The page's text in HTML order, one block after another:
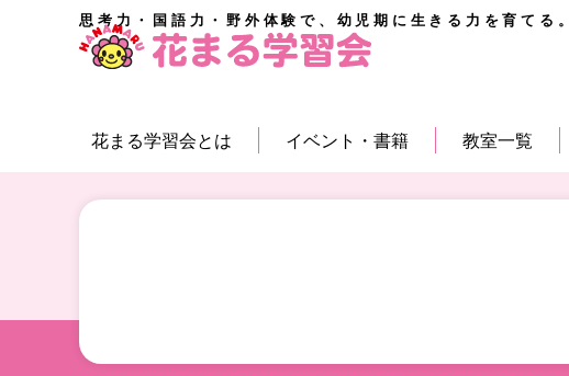
思考力・国語力・野外体験で、幼児期に生きる力を育てる。
花まる学習会とは イベント・書籍 教室一覧